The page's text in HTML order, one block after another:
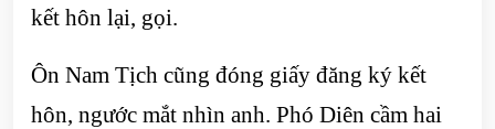
kết hôn lại, gọi.
Ôn Nam Tịch cũng đóng giấy đăng ký kết
hôn, ngước mắt nhìn anh. Phó Diên cầm hai